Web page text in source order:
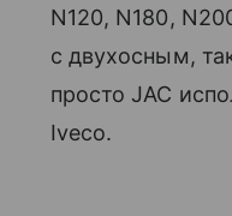
N120, N180,
с двухосным,
просто JAC
Iveco.